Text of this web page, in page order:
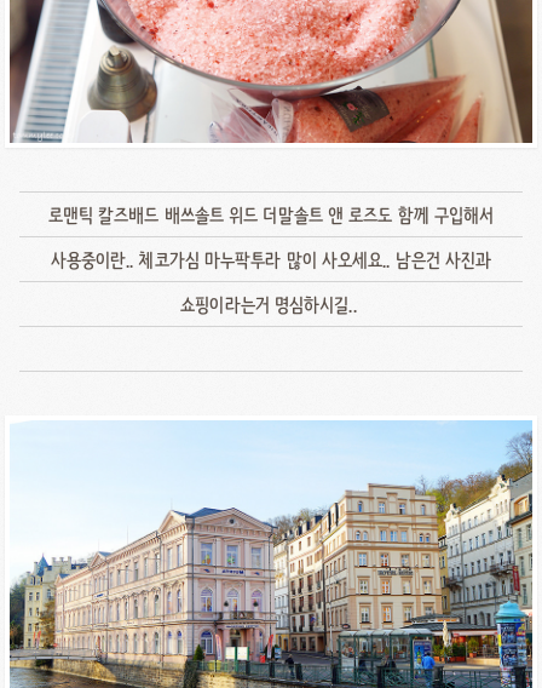
로맨틱 칼즈배드 배쓰솔트 위드 더말솔트 앤 로즈도 함께 구입해서
사용중이란.. 체코가심 마누팍투라 많이 사오세요.. 남은건 사진과
쇼핑이라는거 명심하시길..